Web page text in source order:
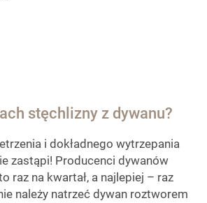
stęchlizny z dywanu?
i dokładnego wytrzepania
zastąpi! Producenci dywanów
raz na kwartał, a najlepiej – raz
należy natrzeć dywan roztworem